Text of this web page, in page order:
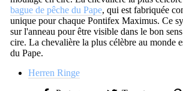
bague de pêche du Pape, qui est fabriquée
unique pour chaque Pontifex Maximus. Ce
sur l'anneau pour être visible dans le bon
cire. La chevalière la plus célèbre au monde
du Pape.
Herren Ringe